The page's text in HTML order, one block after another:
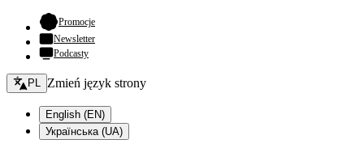
Promocje- otwiera się w nowej karcie
Newsletter
Podcasty
Zmień język - bieżący:
PL Zmień język strony
English (EN)
Українська (UA)